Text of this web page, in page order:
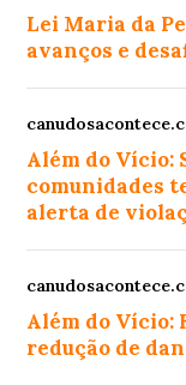
Lei Maria da
avanços e
Além do Vício:
comunidades
alerta de
Além do Vício:
redução de